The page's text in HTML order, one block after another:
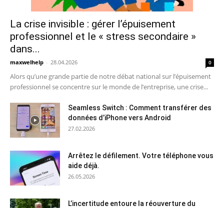
La crise invisible : gérer l’épuisement
professionnel et le « stress secondaire »
dans...
maxwelhelp - 28.04.2026 0
Alors qu’une grande partie de notre débat national sur l’épuisement
professionnel se concentre sur le monde de l’entreprise, une crise...
Seamless Switch : Comment transférer des
données d’iPhone vers Android
27.02.2026
Arrêtez le défilement. Votre téléphone vous
aide déjà.
26.05.2026
L’incertitude entoure la réouverture du